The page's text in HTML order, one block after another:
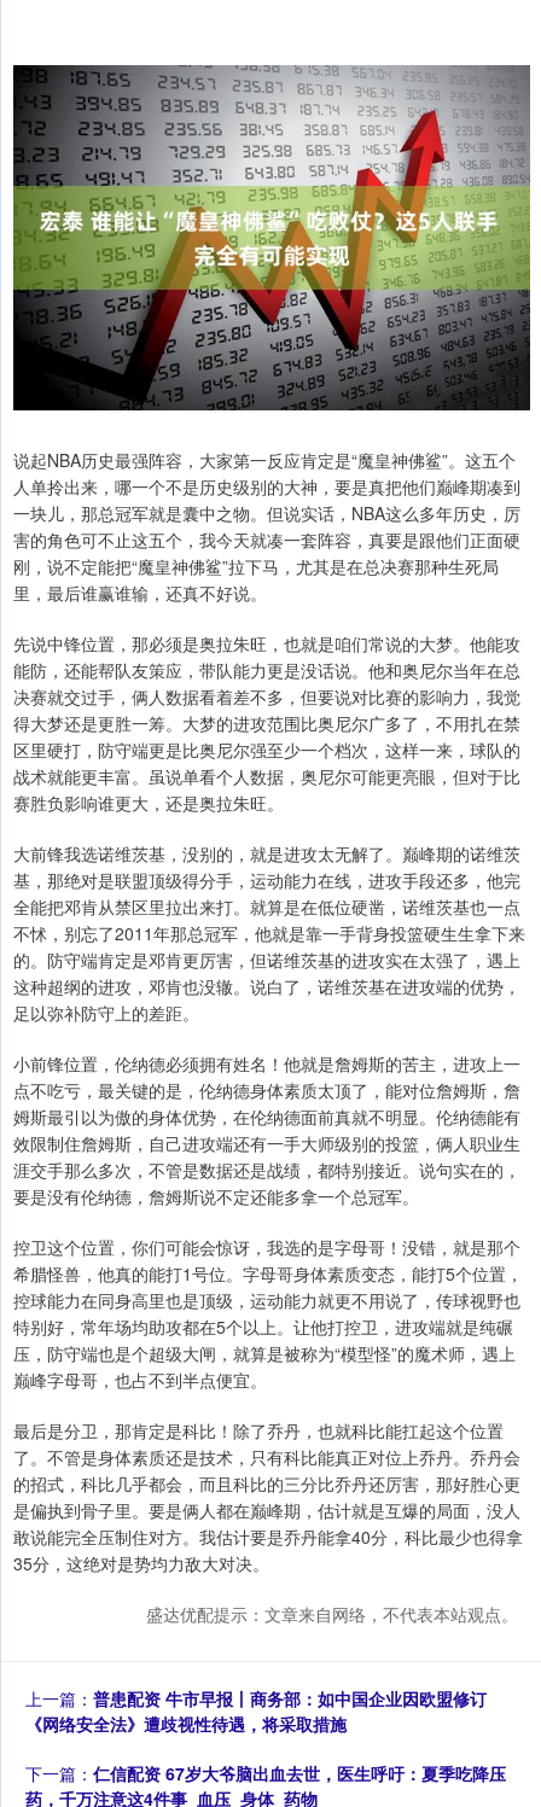
说起NBA历史最强阵容，大家第一反应肯定是“魔皇神佛鲨”。这五个
人单拎出来，哪一个不是历史级别的大神，要是真把他们巅峰期凑到
一块儿，那总冠军就是囊中之物。但说实话，NBA这么多年历史，厉
害的角色可不止这五个，我今天就凑一套阵容，真要是跟他们正面硬
刚，说不定能把“魔皇神佛鲨”拉下马，尤其是在总决赛那种生死局
里，最后谁赢谁输，还真不好说。
先说中锋位置，那必须是奥拉朱旺，也就是咱们常说的大梦。他能攻
能防，还能帮队友策应，带队能力更是没话说。他和奥尼尔当年在总
决赛就交过手，俩人数据看着差不多，但要说对比赛的影响力，我觉
得大梦还是更胜一筹。大梦的进攻范围比奥尼尔广多了，不用扎在禁
区里硬打，防守端更是比奥尼尔强至少一个档次，这样一来，球队的
战术就能更丰富。虽说单看个人数据，奥尼尔可能更亮眼，但对于比
赛胜负影响谁更大，还是奥拉朱旺。
大前锋我选诺维茨基，没别的，就是进攻太无解了。巅峰期的诺维茨
基，那绝对是联盟顶级得分手，运动能力在线，进攻手段还多，他完
全能把邓肯从禁区里拉出来打。就算是在低位硬凿，诺维茨基也一点
不怵，别忘了2011年那总冠军，他就是靠一手背身投篮硬生生拿下来
的。防守端肯定是邓肯更厉害，但诺维茨基的进攻实在太强了，遇上
这种超纲的进攻，邓肯也没辙。说白了，诺维茨基在进攻端的优势，
足以弥补防守上的差距。
小前锋位置，伦纳德必须拥有姓名！他就是詹姆斯的苦主，进攻上一
点不吃亏，最关键的是，伦纳德身体素质太顶了，能对位詹姆斯，詹
姆斯最引以为傲的身体优势，在伦纳德面前真就不明显。伦纳德能有
效限制住詹姆斯，自己进攻端还有一手大师级别的投篮，俩人职业生
涯交手那么多次，不管是数据还是战绩，都特别接近。说句实在的，
要是没有伦纳德，詹姆斯说不定还能多拿一个总冠军。
控卫这个位置，你们可能会惊讶，我选的是字母哥！没错，就是那个
希腊怪兽，他真的能打1号位。字母哥身体素质变态，能打5个位置，
控球能力在同身高里也是顶级，运动能力就更不用说了，传球视野也
特别好，常年场均助攻都在5个以上。让他打控卫，进攻端就是纯碾
压，防守端也是个超级大闸，就算是被称为“模型怪”的魔术师，遇上
巅峰字母哥，也占不到半点便宜。
最后是分卫，那肯定是科比！除了乔丹，也就科比能扛起这个位置
了。不管是身体素质还是技术，只有科比能真正对位上乔丹。乔丹会
的招式，科比几乎都会，而且科比的三分比乔丹还厉害，那好胜心更
是偏执到骨子里。要是俩人都在巅峰期，估计就是互爆的局面，没人
敢说能完全压制住对方。我估计要是乔丹能拿40分，科比最少也得拿
35分，这绝对是势均力敌大对决。
盛达优配提示：文章来自网络，不代表本站观点。
上一篇： 普患配资 牛市早报丨商务部：如中国企业因欧盟修订
《网络安全法》遭歧视性待遇，将采取措施
下一篇： 仁信配资 67岁大爷脑出血去世，医生呼吁：夏季吃降压
药，千万注意这4件事_血压_身体_药物